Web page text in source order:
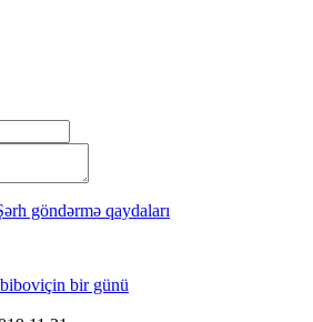
göndərmə qaydaları